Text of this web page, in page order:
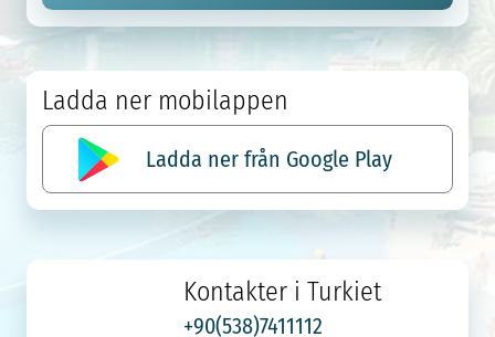
Kontakter i Turkiet
+90(538)7411112
Ladda ner mobilappen
Ladda ner från Google Play